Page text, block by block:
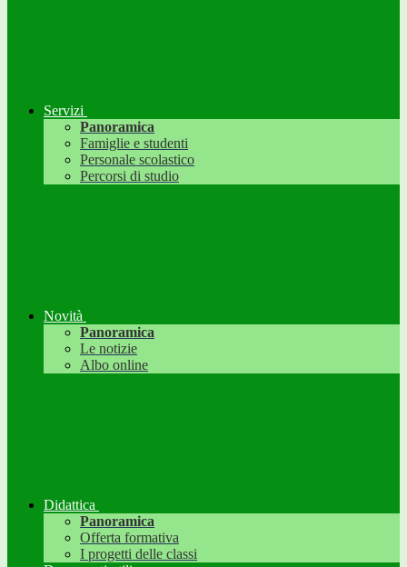
Servizi
Panoramica
Famiglie e studenti
Personale scolastico
Percorsi di studio
Novità
Panoramica
Le notizie
Albo online
Didattica
Panoramica
Offerta formativa
I progetti delle classi